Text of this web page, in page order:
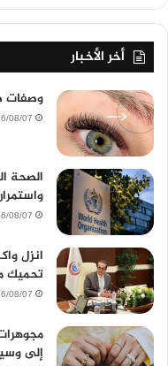
أخر الأخبار
وصفات
2026/08/07
الصحة
2026/08/07
تحميك
2026/08/07
إلى